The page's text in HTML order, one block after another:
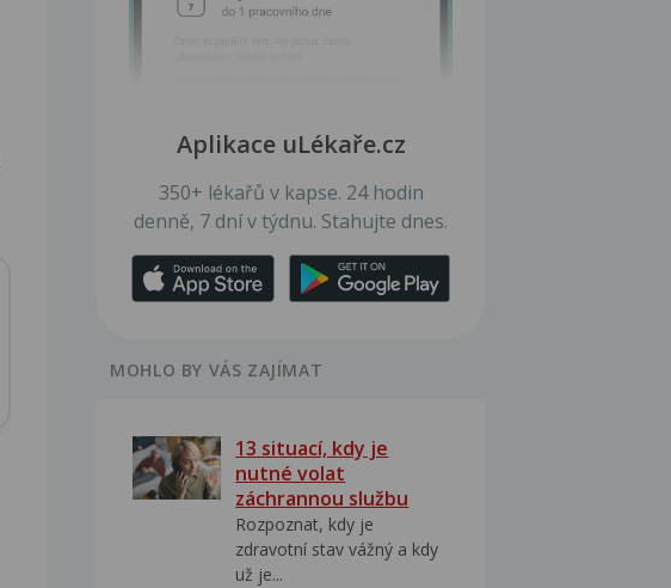
Aplikace uLékaře.cz
350+ lékařů v kapse. 24 hodin
denně, 7 dní v týdnu. Stahujte dnes.
MOHLO BY VÁS ZAJÍMAT
13 situací, kdy je
nutné volat
záchrannou službu
Rozpoznat, kdy je
zdravotní stav vážný a kdy
už je...